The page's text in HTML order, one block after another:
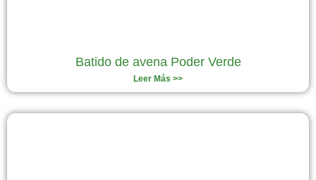
Batido de avena Poder Verde
Leer Más >>